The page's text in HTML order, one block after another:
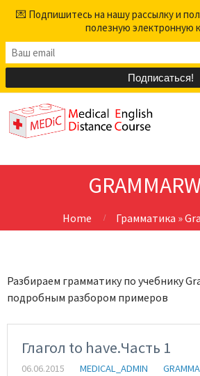
Home Грамматика »
Разбираем грамматику по учебнику
подробным разбором примеров
Глагол to have.Часть 1
06.06.2015 MEDICAL_ADMIN
💌 Подпишитесь на нашу рассылку и
полезную электронную